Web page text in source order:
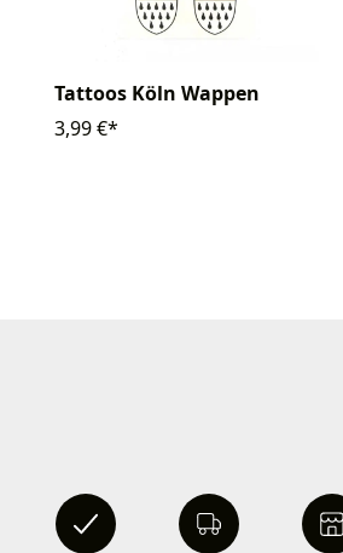
Tattoos Köln Wappen
3,99 €*